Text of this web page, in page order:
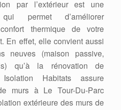
par l’extérieur est une
permet d’améliorer
thermique de votre
En effet, elle convient aussi
neuves (maison passive,
qu’à la rénovation de
Habitats assure
murs à Le Tour-Du-Parc
extérieure des murs de